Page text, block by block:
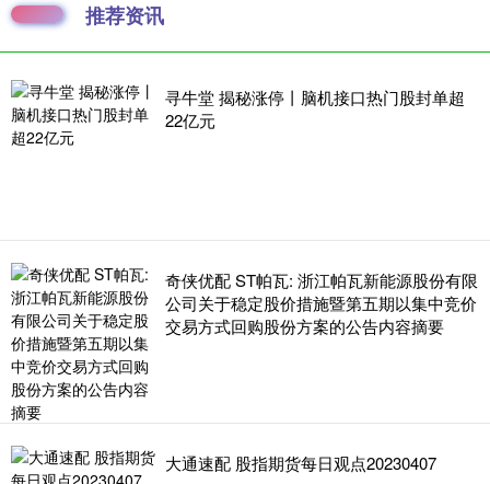
推荐资讯
寻牛堂 揭秘涨停丨脑机接口热门股封单超
22亿元
奇侠优配 ST帕瓦: 浙江帕瓦新能源股份有限
公司关于稳定股价措施暨第五期以集中竞价
交易方式回购股份方案的公告内容摘要
大通速配 股指期货每日观点20230407